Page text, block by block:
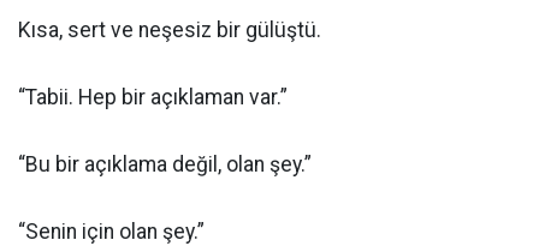
Kısa, sert ve neşesiz bir gülüştü.
“Tabii. Hep bir açıklaman var.”
“Bu bir açıklama değil, olan şey.”
“Senin için olan şey.”